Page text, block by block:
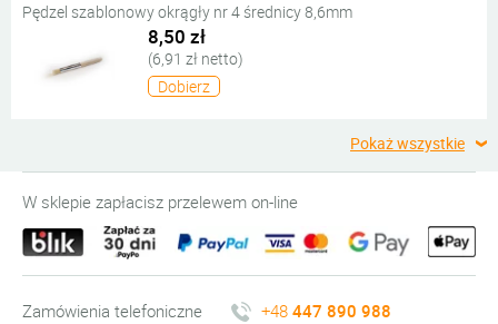
Pędzel szablonowy okrągły nr 4 średnicy 8,6mm
8,50 zł
(6,91 zł netto)
Dobierz
Pokaż wszystkie
W sklepie zapłacisz przelewem on-line
Zamówienia telefoniczne +48 447 890 988